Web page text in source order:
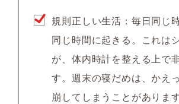
規則正しい生活：毎日同じ
同じ時間に起きる。これは
が、体内時計を整える上で
す。週末の寝だめは、かえ
崩してしまうことがありま